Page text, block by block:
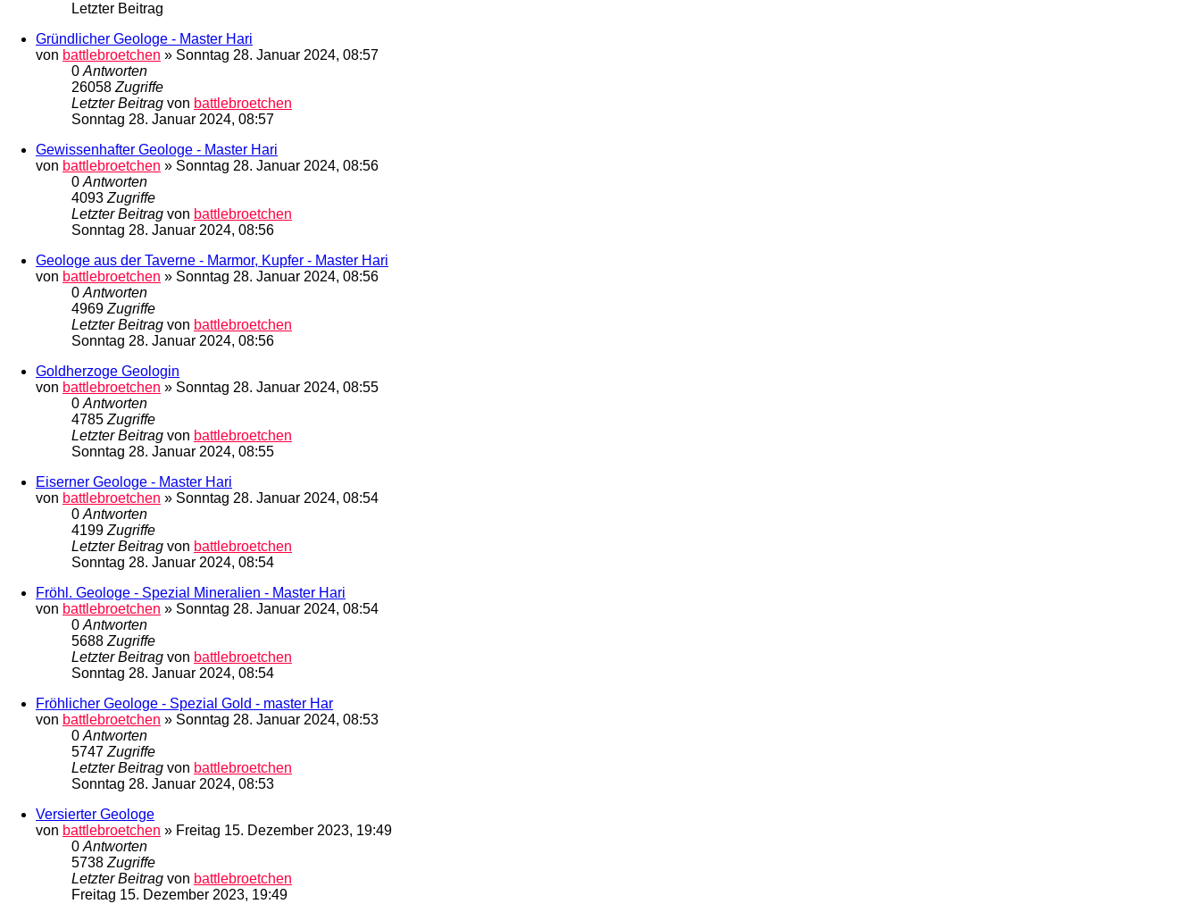
Letzter Beitrag
Gründlicher Geologe - Master Hari
von battlebroetchen » Sonntag 28. Januar 2024, 08:57
0Antworten
26058Zugriffe
Letzter Beitrag von battlebroetchen
Sonntag 28. Januar 2024, 08:57
Gewissenhafter Geologe - Master Hari
von battlebroetchen » Sonntag 28. Januar 2024, 08:56
0Antworten
4093Zugriffe
Letzter Beitrag von battlebroetchen
Sonntag 28. Januar 2024, 08:56
Geologe aus der Taverne - Marmor, Kupfer - Master Hari
von battlebroetchen » Sonntag 28. Januar 2024, 08:56
0Antworten
4969Zugriffe
Letzter Beitrag von battlebroetchen
Sonntag 28. Januar 2024, 08:56
Goldherzoge Geologin
von battlebroetchen » Sonntag 28. Januar 2024, 08:55
0Antworten
4785Zugriffe
Letzter Beitrag von battlebroetchen
Sonntag 28. Januar 2024, 08:55
Eiserner Geologe - Master Hari
von battlebroetchen » Sonntag 28. Januar 2024, 08:54
0Antworten
4199Zugriffe
Letzter Beitrag von battlebroetchen
Sonntag 28. Januar 2024, 08:54
Fröhl. Geologe - Spezial Mineralien - Master Hari
von battlebroetchen » Sonntag 28. Januar 2024, 08:54
0Antworten
5688Zugriffe
Letzter Beitrag von battlebroetchen
Sonntag 28. Januar 2024, 08:54
Fröhlicher Geologe - Spezial Gold - master Har
von battlebroetchen » Sonntag 28. Januar 2024, 08:53
0Antworten
5747Zugriffe
Letzter Beitrag von battlebroetchen
Sonntag 28. Januar 2024, 08:53
Versierter Geologe
von battlebroetchen » Freitag 15. Dezember 2023, 19:49
0Antworten
5738Zugriffe
Letzter Beitrag von battlebroetchen
Freitag 15. Dezember 2023, 19:49